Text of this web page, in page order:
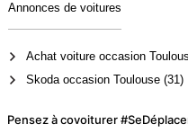
Annonces de voitures
Achat voiture occasion
Skoda occasion Toulouse (31)
Pensez à covoiturer